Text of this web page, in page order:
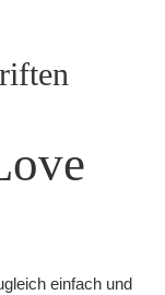
einfach und